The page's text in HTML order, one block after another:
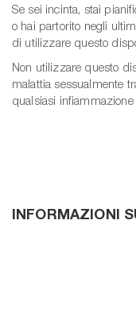
Se sei incinta, stai
o hai partorito negli
di utilizzare questo
Non utilizzare questo
malattia sessualmente
qualsiasi
INFORMAZIONI